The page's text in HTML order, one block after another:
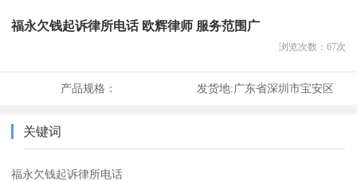
福永欠钱起诉律所电话 欧辉律师 服务范围广
浏览次数： 67次
产品规格： 发货地:广东省深圳市宝安区
关键词
福永欠钱起诉律所电话